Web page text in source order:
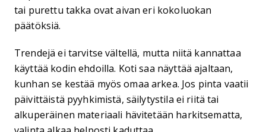
tai purettu takka ovat aivan eri kokoluokan
päätöksiä.
Trendejä ei tarvitse vältellä, mutta niitä kannattaa
käyttää kodin ehdoilla. Koti saa näyttää ajaltaan,
kunhan se kestää myös omaa arkea. Jos pinta vaatii
päivittäistä pyyhkimistä, säilytystila ei riitä tai
alkuperäinen materiaali hävitetään harkitsematta,